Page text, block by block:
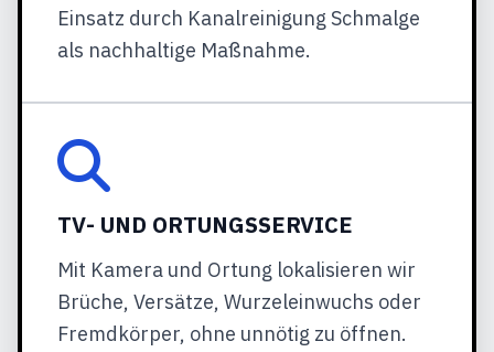
Einsatz durch Kanalreinigung Schmalge
als nachhaltige Maßnahme.
TV- UND ORTUNGSSERVICE
Mit Kamera und Ortung lokalisieren wir
Brüche, Versätze, Wurzeleinwuchs oder
Fremdkörper, ohne unnötig zu öffnen.